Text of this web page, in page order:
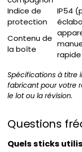
Indice de
protection
IP54
Contenu de
la boîte
rapide
Spécifications à titre
fabricant pour votre
le lot ou la révision.
Questions
Quels sticks